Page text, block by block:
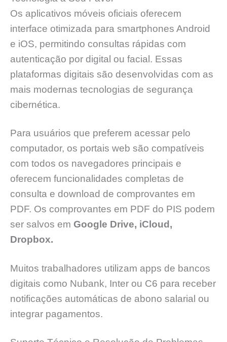
Os aplicativos móveis oficiais oferecem
interface otimizada para smartphones Android
e iOS, permitindo consultas rápidas com
autenticação por digital ou facial. Essas
plataformas digitais são desenvolvidas com as
mais modernas tecnologias de segurança
cibernética.
Para usuários que preferem acessar pelo
computador, os portais web são compatíveis
com todos os navegadores principais e
oferecem funcionalidades completas de
consulta e download de comprovantes em
PDF. Os comprovantes em PDF do PIS podem
ser salvos em Google Drive, iCloud,
Dropbox.
Muitos trabalhadores utilizam apps de bancos
digitais como Nubank, Inter ou C6 para receber
notificações automáticas de abono salarial ou
integrar pagamentos.